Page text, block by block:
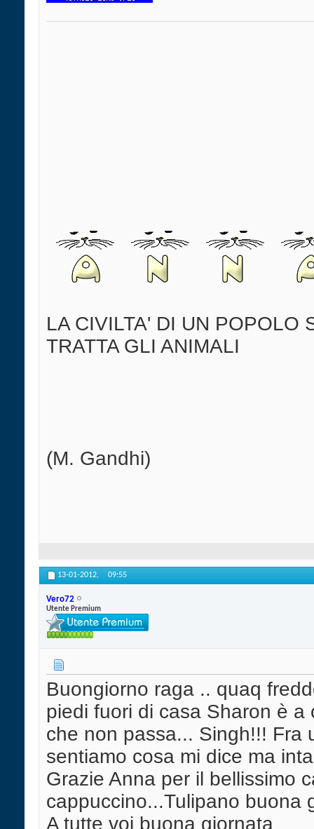
LA CIVILTA' DI UN POPOLO
TRATTA GLI ANIMALI
(M. Gandhi)
13-01-2012, 09:55
Vero72
Utente Premium
Buongiorno raga .. quaq
piedi fuori di casa Sharon è
che non passa... Singh!!! Fra
sentiamo cosa mi dice ma
Grazie Anna per il bellissimo
cappuccino...Tulipano buona
A tutte voi buona giornata